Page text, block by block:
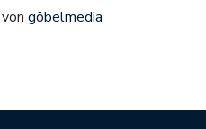
göbelmedia